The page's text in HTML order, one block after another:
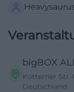
bigBOX
Kotterner Str.
Deutschland